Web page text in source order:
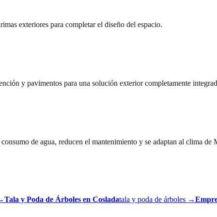
exteriores para completar el diseño del espacio.
y pavimentos para una solución exterior completamente
de agua, reducen el mantenimiento y se adaptan al clima de
Tala y Poda de Árboles en Cosladatala y poda de árboles →